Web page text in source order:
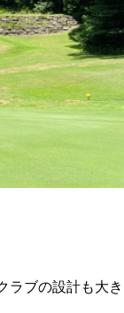
ラブの設計も大き